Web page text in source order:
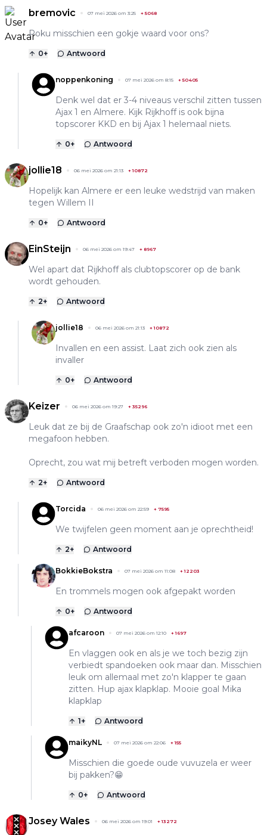
bremovic 07 mei 2026 om 3:25 + 5068
Poku misschien een gokje waard voor ons?
0+ Antwoord
noppenkoning 07 mei 2026 om 8:15 + 50405
Denk wel dat er 3-4 niveaus verschil zitten tussen
Ajax 1 en Almere. Kijk Rijkhoff is ook bijna
topscorer KKD en bij Ajax 1 helemaal niets.
0+ Antwoord
jollie18 06 mei 2026 om 21:13 +10872
Hopelijk kan Almere er een leuke wedstrijd van maken
tegen Willem II
0+ Antwoord
EinSteijn 06 mei 2026 om 19:47 + 8967
Wel apart dat Rijkhoff als clubtopscorer op de bank
wordt gehouden.
2+ Antwoord
jollie18 06 mei 2026 om 21:13 +10872
Invallen en een assist. Laat zich ook zien als
invaller
0+ Antwoord
Keizer 06 mei 2026 om 19:27 + 35296
Leuk dat ze bij de Graafschap ook zo'n idioot met een
megafoon hebben.
Oprecht, zou wat mij betreft verboden mogen worden.
2+ Antwoord
Torcida 06 mei 2026 om 22:59 + 7595
We twijfelen geen moment aan je oprechtheid!
2+ Antwoord
BokkieBokstra 07 mei 2026 om 11:08 +12203
En trommels mogen ook afgepakt worden
0+ Antwoord
afcaroon 07 mei 2026 om 12:10 +1697
En vlaggen ook en als je we toch bezig zijn
verbiedt spandoeken ook maar dan. Misschien
leuk om allemaal met zo'n klapper te gaan
zitten. Hup ajax klapklap. Mooie goal Mika
klapklap
1+ Antwoord
maikyNL 07 mei 2026 om 22:06 +155
Misschien die goede oude vuvuzela er weer
bij pakken?😁
0+ Antwoord
Josey Wales 06 mei 2026 om 19:01 +13272